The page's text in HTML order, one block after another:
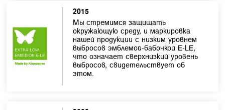
2015
Мы стремимся защищать
окружающую среду, и маркировка
нашей продукции с низким уровнем
выбросов эмблемой-бабочкой E-LE,
что означает сверхнизкий уровень
выбросов, свидетельствует об
этом.